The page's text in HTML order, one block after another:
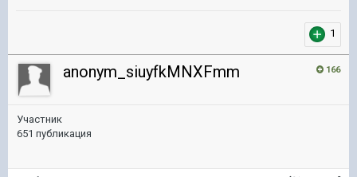
1
166
anonym_siuyfkMNXFmm
Участник
651 публикация